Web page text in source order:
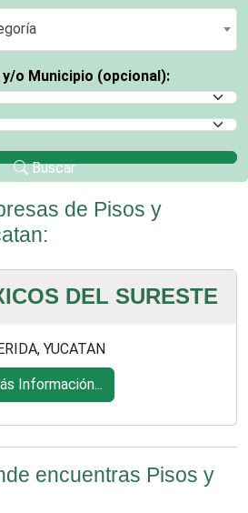
o Municipio (opcional):
Buscar
de Pisos y
DEL SURESTE
YUCATAN
Información...
encuentras Pisos y